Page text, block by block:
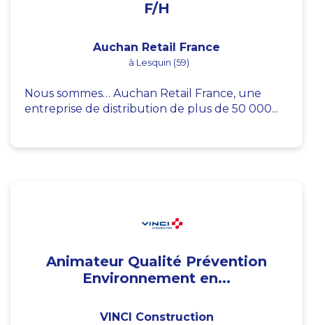
F/H
Auchan Retail France
à Lesquin (59)
Nous sommes… Auchan Retail France, une
entreprise de distribution de plus de 50 000...
Animateur Qualité Prévention
Environnement en...
VINCI Construction